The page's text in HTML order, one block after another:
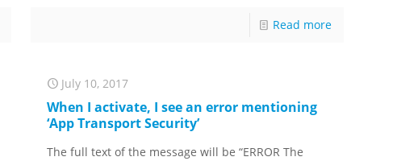
Read more
July 10, 2017
When I activate, I see an error mentioning
‘App Transport Security’
The full text of the message will be “ERROR The